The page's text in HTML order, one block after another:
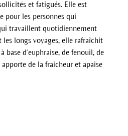
et fatigués. Elle est
pour les personnes qui
travaillent quotidiennement
les longs voyages, elle rafraîchit
base d‘euphraise, de fenouil, de
de la fraicheur et apaise